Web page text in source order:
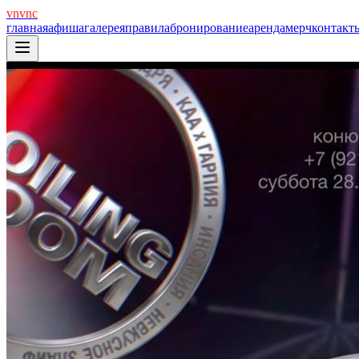
vnvnc
главнаяафишагалереяправилабронированиеарендамерч